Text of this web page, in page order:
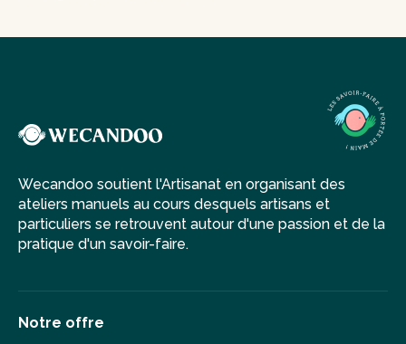
Wecandoo soutient l'Artisanat en organisant des
ateliers manuels au cours desquels artisans et
particuliers se retrouvent autour d'une passion et de la
pratique d'un savoir-faire.
Notre offre